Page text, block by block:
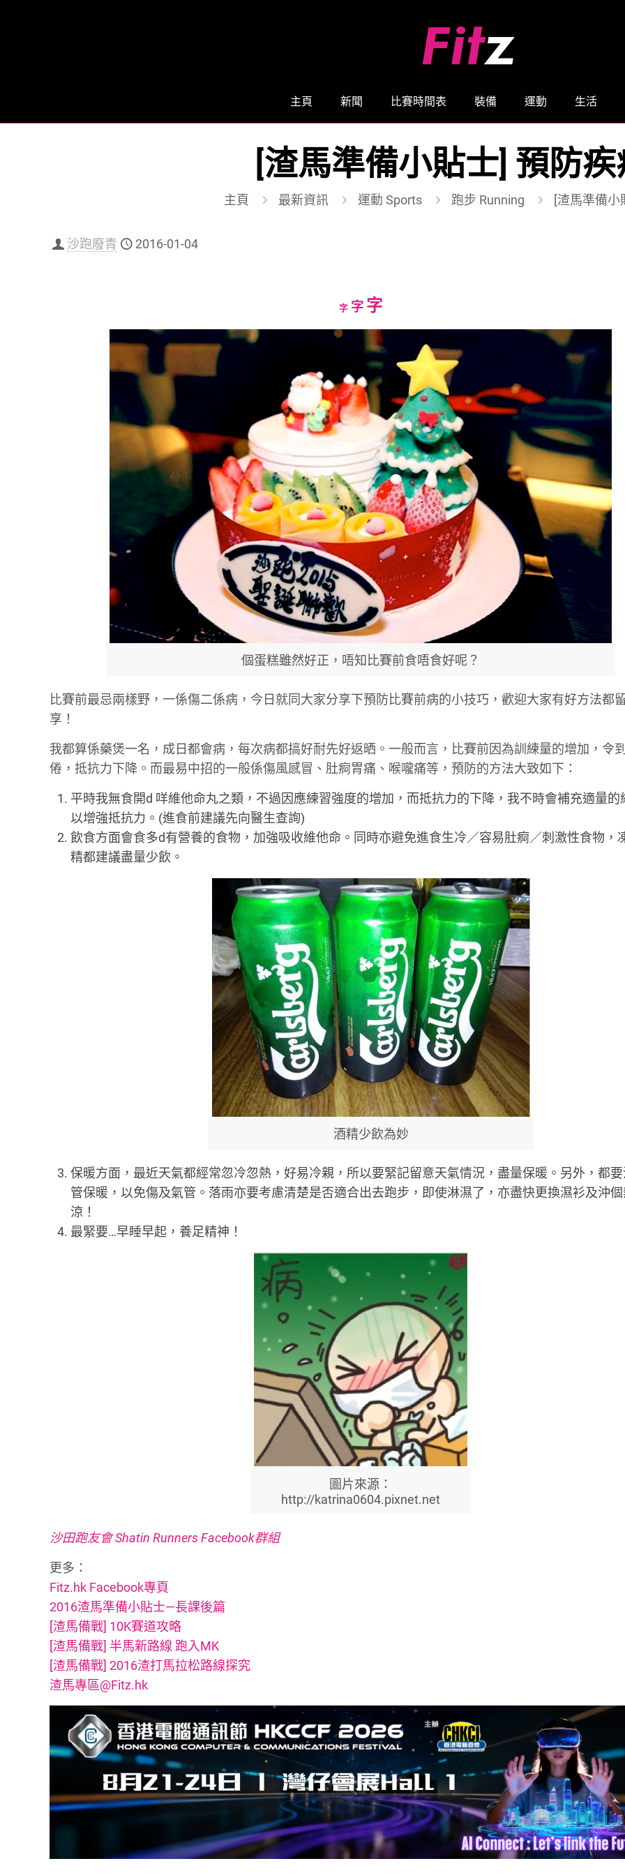
主頁 新聞 比賽時間表 裝備 運動 生活
[渣馬準備小貼士] 預防
主頁 最新資訊 運動 Sports 跑步 Running [渣馬準備小
沙跑廢青 2016-01-04
字Decrease
字Reset
size.
字Increase
font
size.
個蛋糕雖然好正，唔知比賽前食唔食好呢？
比賽前最忌兩樣野，一係傷二係病，今日就同大家分享下預防比賽前病的小技巧，歡迎大家有好方法都
享！
我都算係藥煲一名，成日都會病，每次病都搞好耐先好返晒。一般而言，比賽前因為訓練量的增加，令
倦，抵抗力下降。而最易中招的一般係傷風感冒、肚痾胃痛、喉嚨痛等，預防的方法大致如下：
平時我無食開d 咩維他命丸之類，不過因應練習強度的增加，而抵抗力的下降，我不時會補充適量的
以增強抵抗力。(進食前建議先向醫生查詢)
飲食方面會食多d有營養的食物，加強吸收維他命。同時亦避免進食生冷／容易肚痾／刺激性食物，
精都建議盡量少飲。
酒精少飲為妙
保暖方面，最近天氣都經常忽冷忽熱，好易冷親，所以要緊記留意天氣情況，盡量保暖。另外，都
管保暖，以免傷及氣管。落雨亦要考慮清楚是否適合出去跑步，即使淋濕了，亦盡快更換濕衫及沖
涼！
最緊要…早睡早起，養足精神！
圖片來源：
http://katrina0604.pixnet.net
沙田跑友會 Shatin Runners Facebook群組
更多：
Fitz.hk Facebook專頁
2016渣馬準備小貼士—長課後篇
[渣馬備戰] 10K賽道攻略
[渣馬備戰] 半馬新路線 跑入MK
[渣馬備戰] 2016渣打馬拉松路線探究
渣馬專區@Fitz.hk